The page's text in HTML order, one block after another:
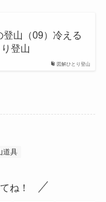
図解ひとり登山
登山（09）冷える
登山
道具
ね！